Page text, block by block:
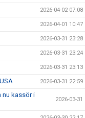
2026-04-02 07:08
2026-04-01 10:47
2026-03-31 23:28
2026-03-31 23:24
2026-03-31 23:13
2026-03-31 22:59
nu kassör i
2026-03-31